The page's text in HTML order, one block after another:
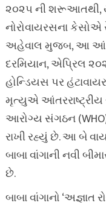
૨૦૨૫ ની શરૂઆતથી,
નોરોવાયરસના કેસોએ
અહેવાલ મુજબ, આ
દરમિયાન, એપ્રિલ
હોન્ડિયસ પર
મૃત્યુએ આંતરરાષ્ટ્રીય
આરોગ્ય સંગઠન
રાખી રહ્યું છે. આ બે
બાબા વાંગાની નવી
છે.
બાબા વાંગાનો ‘અજ્ઞાત